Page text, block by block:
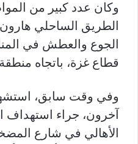
وكان عدد كبير من
الطريق الساحلي
الجوع والعطش في
قطاع غزة، باتجاه
وفي وقت سابق،
آخرون، جراء استهداف
الأهالي في شارع